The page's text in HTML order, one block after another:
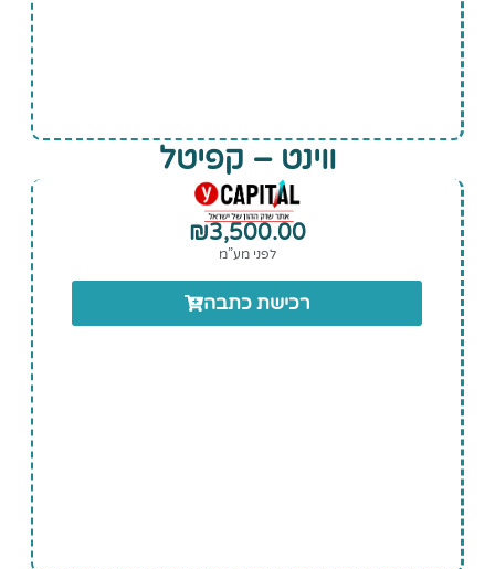
ווינט – קפיטל
₪3,500.00
לפני מע”מ
רכישת כתבה